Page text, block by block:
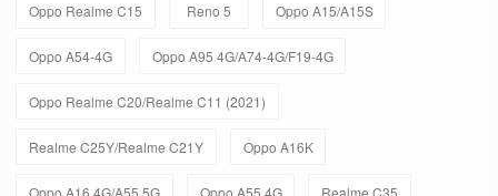
Oppo Realme C15 Reno 5 Oppo A15/A15S
Oppo A54-4G Oppo A95 4G/A74-4G/F19-4G
Oppo Realme C20/Realme C11 (2021)
Realme C25Y/Realme C21Y Oppo A16K